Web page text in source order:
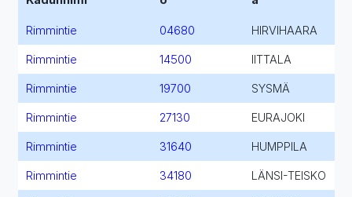
Rimmintie 04680 HIRVIHAARA
Rimmintie 14500 IITTALA
Rimmintie 19700 SYSMÄ
Rimmintie 27130 EURAJOKI
Rimmintie 31640 HUMPPILA
Rimmintie 34180 LÄNSI-TEISKO